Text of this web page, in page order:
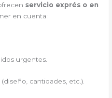
servicio exprés o en
en cuenta:
urgentes.
cantidades, etc.).